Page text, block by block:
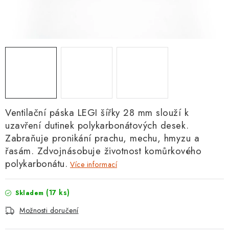
Ventilační páska LEGI šířky 28 mm slouží k
uzavření dutinek polykarbonátových desek.
Zabraňuje pronikání prachu, mechu, hmyzu a
řasám. Zdvojnásobuje životnost komůrkového
polykarbonátu. Více informací
Skladem (17 ks)
Možnosti doručení